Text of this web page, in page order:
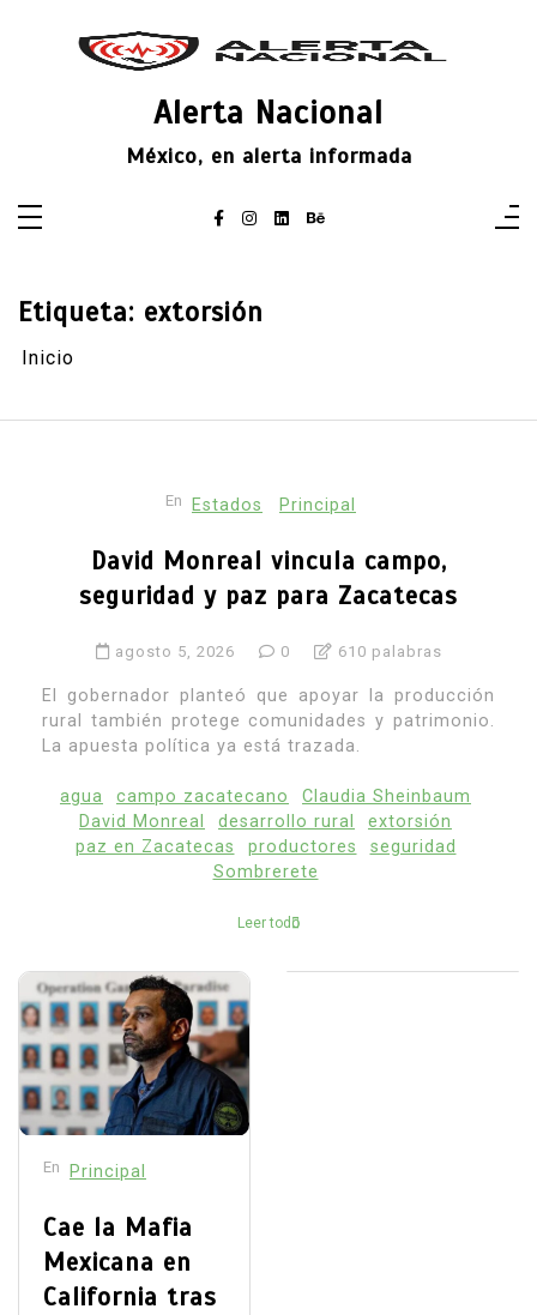
Alerta Nacional
México, en alerta informada
Etiqueta: extorsión
Inicio
En Estados Principal
David Monreal vincula campo,
seguridad y paz para Zacatecas
agosto 5, 2026 0 610 palabras
El gobernador planteó que apoyar la producción
rural también protege comunidades y patrimonio.
La apuesta política ya está trazada.
agua campo zacatecano
Claudia Sheinbaum
David Monreal
desarrollo rural
extorsión
paz en Zacatecas
productores
seguridad
Sombrerete
Leer todo
En Principal
Cae la Mafia
Mexicana en
California tras